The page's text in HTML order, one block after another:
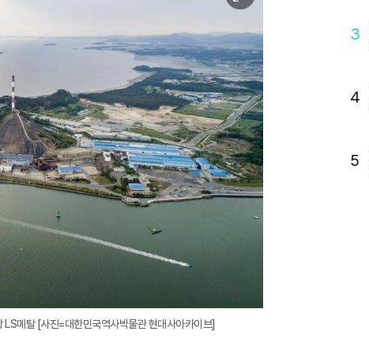
미
지
확
대
메탈 [사진=대한민국역사박물관 현대사아카이브]
3
4
5